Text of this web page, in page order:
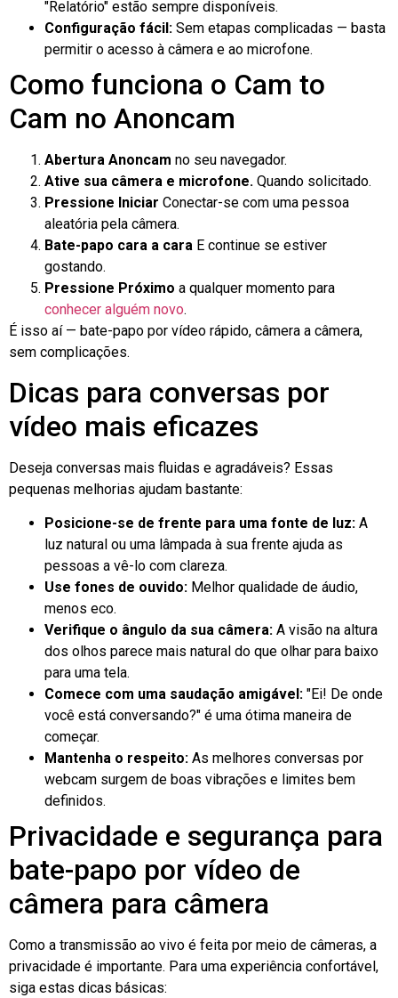
"Relatório" estão sempre disponíveis.
Configuração fácil: Sem etapas complicadas — basta
permitir o acesso à câmera e ao microfone.
Como funciona o Cam to
Cam no Anoncam
Abertura Anoncam no seu navegador.
Ative sua câmera e microfone. Quando solicitado.
Pressione Iniciar Conectar-se com uma pessoa
aleatória pela câmera.
Bate-papo cara a cara E continue se estiver
gostando.
Pressione Próximo a qualquer momento para
conhecer alguém novo.
É isso aí — bate-papo por vídeo rápido, câmera a câmera,
sem complicações.
Dicas para conversas por
vídeo mais eficazes
Deseja conversas mais fluidas e agradáveis? Essas
pequenas melhorias ajudam bastante:
Posicione-se de frente para uma fonte de luz: A
luz natural ou uma lâmpada à sua frente ajuda as
pessoas a vê-lo com clareza.
Use fones de ouvido: Melhor qualidade de áudio,
menos eco.
Verifique o ângulo da sua câmera: A visão na altura
dos olhos parece mais natural do que olhar para baixo
para uma tela.
Comece com uma saudação amigável: "Ei! De onde
você está conversando?" é uma ótima maneira de
começar.
Mantenha o respeito: As melhores conversas por
webcam surgem de boas vibrações e limites bem
definidos.
Privacidade e segurança para
bate-papo por vídeo de
câmera para câmera
Como a transmissão ao vivo é feita por meio de câmeras, a
privacidade é importante. Para uma experiência confortável,
siga estas dicas básicas: